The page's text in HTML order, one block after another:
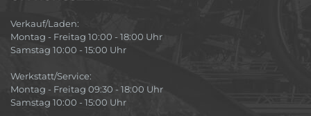
Verkauf/Laden:
Montag - Freitag 10:00 - 18:00 Uhr
Samstag 10:00 - 15:00 Uhr
Werkstatt/Service:
Montag - Freitag 09:30 - 18:00 Uhr
Samstag 10:00 - 15:00 Uhr